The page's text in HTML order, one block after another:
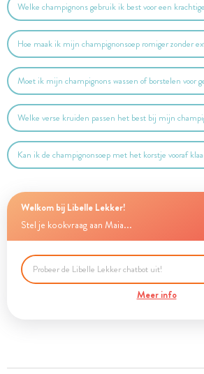
Welke champignons gebruik ik best voor een
Hoe maak ik mijn champignonsoep romiger zonder
Moet ik mijn champignons wassen of borstelen voor
Welke verse kruiden passen het best bij mijn
Kan ik de champignonsoep met het korstje vooraf
Welkom bij Libelle Lekker!
Stel je kookvraag aan Maia...
Meer info